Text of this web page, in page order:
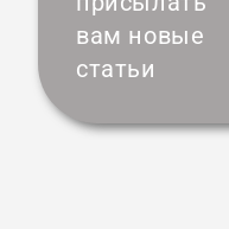
вам новые
статьи